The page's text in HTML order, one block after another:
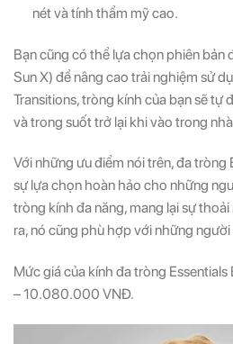
nét và tính thẩm mỹ cao.
Bạn cũng có thể lựa chọn phiên bản
Sun X) để nâng cao trải nghiệm sử
Transitions, tròng kính của bạn sẽ tự
và trong suốt trở lại khi vào trong
Với những ưu điểm nói trên, đa tròng
sự lựa chọn hoàn hảo cho những
tròng kính đa năng, mang lại sự
ra, nó cũng phù hợp với những
Mức giá của kính đa tròng
– 10.080.000 VNĐ.